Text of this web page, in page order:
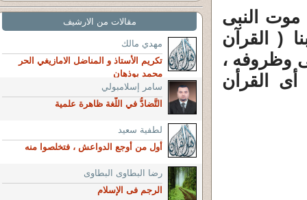
موت النبى
( القرآن
وظروفه ،
أى القرأن
مقالات من الارشيف
مهدي مالك
تكريم الأستاذ و المناضل الامازيغي الحر
محمد بوذهان
سامر إسلامبولي
التَّضادُّ في اللُّغة ظاهرة علمية
لطفية سعيد
أول من أوجع الدواعش ، فتخلصوا منه
رضا البطاوى البطاوى
الرجم فى الإسلام